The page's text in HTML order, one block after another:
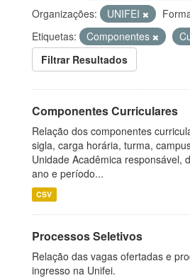
Organizações:
UNIFEI
Etiquetas:
Componentes
Filtrar Resultados
Componentes Curriculares
Relação dos componentes
sigla, carga horária, turma,
Unidade Acadêmica responsável,
ano e período...
CSV
Processos Seletivos
Relação das vagas ofertadas e
ingresso na Unifei.